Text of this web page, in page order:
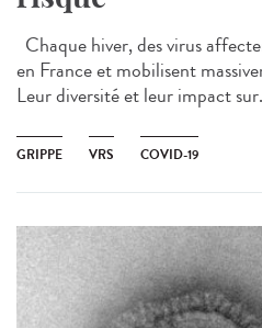
Chaque hiver, des virus
en France et mobilisent
Leur diversité et leur impact
GRIPPE VRS COVID-19